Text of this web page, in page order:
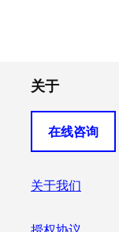
关于
在线咨询
关于我们